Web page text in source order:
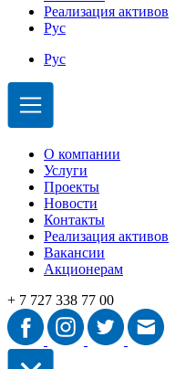
Реализация активов
Рус
Рус
О компании
Услуги
Проекты
Новости
Контакты
Реализация активов
Вакансии
Акционерам
+ 7 727 338 77 00